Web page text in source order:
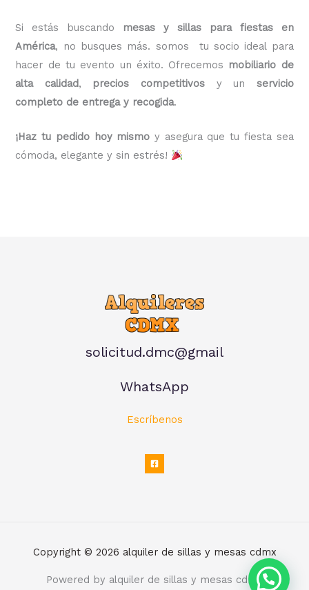
Si estás buscando
mesas y sillas para fiestas en
América, no busques más. somos tu socio ideal para
hacer de tu evento un éxito. Ofrecemos mobiliario de
alta calidad, precios competitivos y un servicio
completo de entrega y recogida.
¡Haz tu pedido hoy mismo y asegura que tu fiesta sea
cómoda, elegante y sin estrés!
solicitud.dmc@gmail
WhatsApp
Escríbenos
Copyright © 2026 alquiler de sillas y mesas cdmx
Powered by alquiler de sillas y mesas cdmx